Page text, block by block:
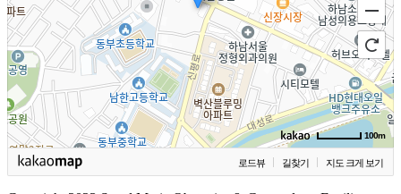
100m
로드뷰 길찾기 지도 크게 보기